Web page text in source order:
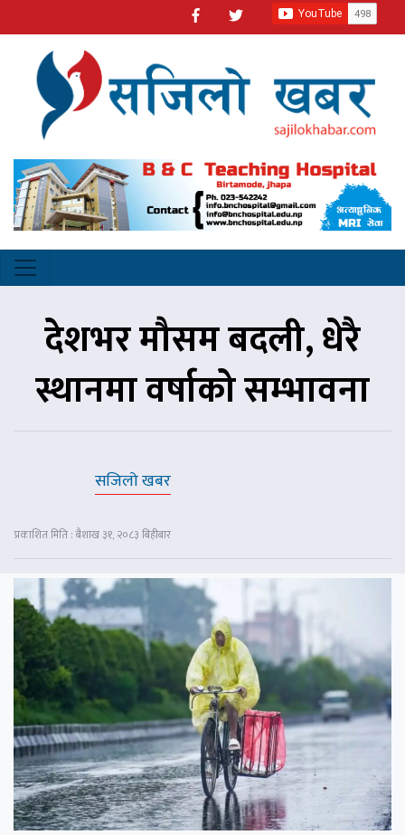
देशभर मौसम बदली, धेरै
स्थानमा वर्षाको सम्भावना
सजिलो खबर
प्रकाशित मिति : बैशाख ३१, २०८३ बिहीबार